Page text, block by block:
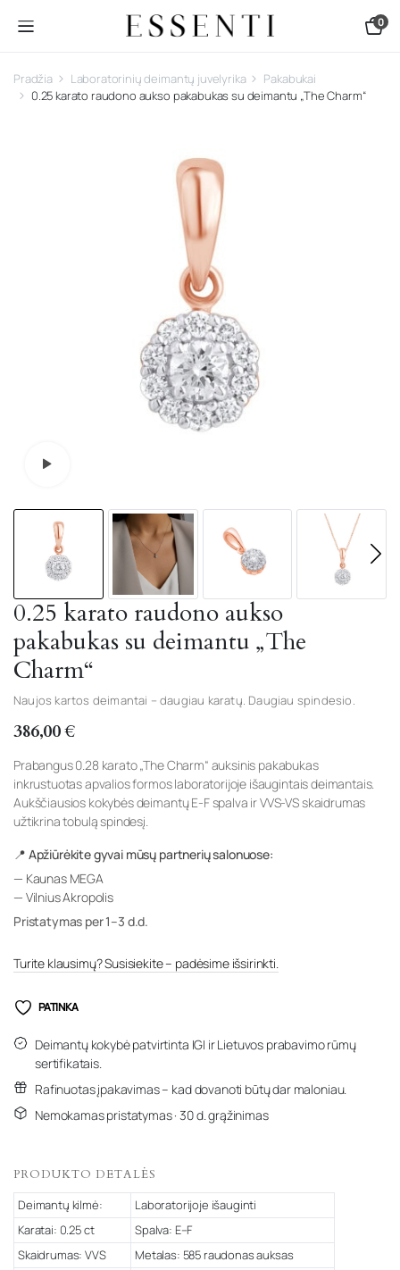
0
Pradžia Laboratorinių deimantų juvelyrika
Pakabukai
0.25 karato raudono aukso pakabukas su deimantu „The Charm“
0.25 karato raudono aukso
pakabukas su deimantu „The
Charm“
Naujos kartos deimantai – daugiau karatų. Daugiau spindesio.
386,00€
Prabangus 0.28 karato „The Charm“ auksinis pakabukas
inkrustuotas apvalios formos laboratorijoje išaugintais deimantais.
Aukščiausios kokybės deimantų E-F spalva ir VVS-VS skaidrumas
užtikrina tobulą spindesį.
📍 Apžiūrėkite gyvai mūsų partnerių salonuose:
— Kaunas MEGA
— Vilnius Akropolis
Pristatymas per 1–3 d.d.
Turite klausimų? Susisiekite – padėsime išsirinkti.
PATINKA
Deimantų kokybė patvirtinta IGI ir Lietuvos prabavimo rūmų
sertifikatais.
Rafinuotas įpakavimas – kad dovanoti būtų dar maloniau.
Nemokamas pristatymas · 30 d. grąžinimas
PRODUKTO DETALĖS
Deimantų kilmė:
Laboratorijoje išauginti
Karatai: 0.25 ct
Spalva: E–F
Skaidrumas: VVS
Metalas: 585 raudonas auksas